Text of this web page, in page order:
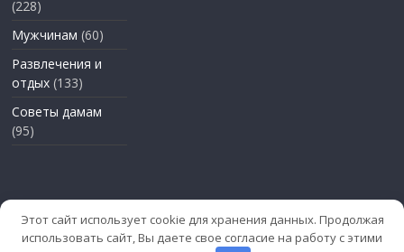
(228)
Мужчинам (60)
Развлечения и
отдых (133)
Советы дамам
(95)
Этот сайт использует cookie для хранения данных. Продолжая
использовать сайт, Вы даете свое согласие на работу с этими